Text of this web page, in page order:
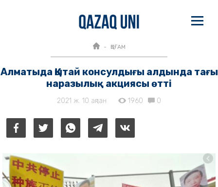
ҚОҒАМ
Алматыда Қытай консулдығы алдында тағы
наразылық акциясы өтті
2021 ж. 10 ақпан 1960 0